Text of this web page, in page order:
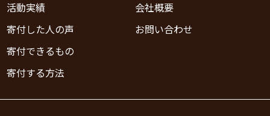
活動実績
寄付した人の声
寄付できるもの
寄付する方法
会社概要
お問い合わせ